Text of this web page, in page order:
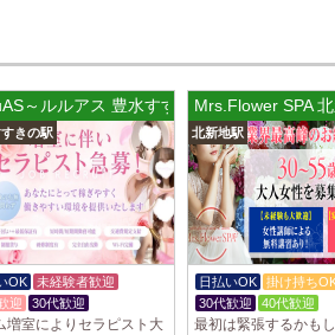
sirena (シレーナ)
制服あり、ノルマ、
遇や手厚い福利厚生
指名…
2025/04/09[藤が丘
sirena (シレーナ)
制服あり、ノルマ、
遇や手厚い福利厚生
指名…
～ルルアス 豊水すすきの店
きの駅
OK
未経験者歓迎
迎
30代歓迎
増室によりセラピスト大
Mrs.Flower SPA 北
北新地駅
日払いOK
掛け持ち
30代歓迎
40代歓迎
最初は緊張するかも